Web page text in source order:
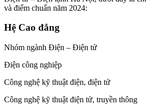
và điểm chuẩn năm 2024:
Hệ Cao đẳng
Nhóm ngành Điện – Điện tử
Điện công nghiệp
Công nghệ kỹ thuật điện, điện tử
Công nghệ kỹ thuật điện tử, truyền thông